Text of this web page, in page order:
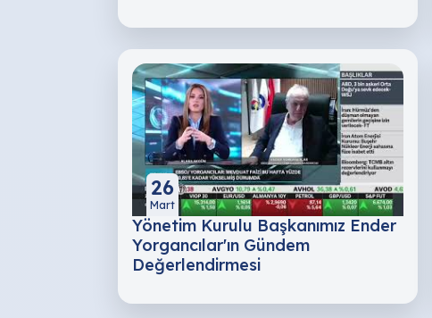
26
Mart
Yönetim Kurulu Başkanımız Ender
Yorgancılar'ın Gündem
Değerlendirmesi